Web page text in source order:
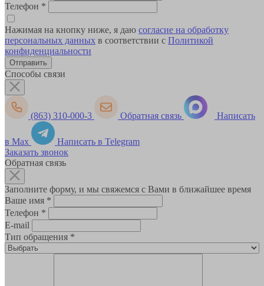
Телефон *
Нажимая на кнопку ниже, я даю согласие на обработку
персональных данных в соответствии с Политикой
конфиденциальности
Способы связи
(863) 310-000-3 Обратная связь Написать
в Max
Написать в Telegram
Заказать звонок
Обратная связь
Заполните форму, и мы свяжемся с Вами в ближайшее время
Ваше имя *
Телефон *
E-mail
Тип обращения *